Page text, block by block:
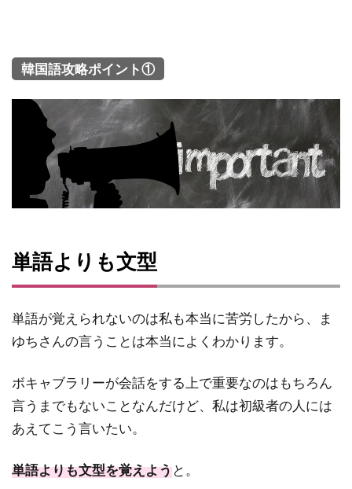
韓国語攻略ポイント①
単語よりも文型
単語が覚えられないのは私も本当に苦労したから、ま
ゆちさんの言うことは本当によくわかります。
ボキャブラリーが会話をする上で重要なのはもちろん
言うまでもないことなんだけど、私は初級者の人には
あえてこう言いたい。
単語よりも文型を覚えようと。